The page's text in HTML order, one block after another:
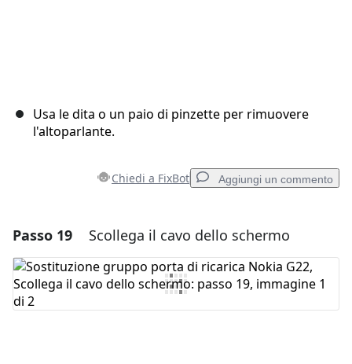
Usa le dita o un paio di pinzette per rimuovere
l'altoparlante.
Chiedi a FixBot Aggiungi un commento
Aggiungi un commento
Aggiungi Commento
Passo 19 Scollega il cavo dello schermo